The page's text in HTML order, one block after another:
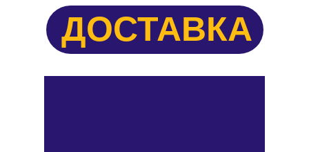
ДОСТАВКА